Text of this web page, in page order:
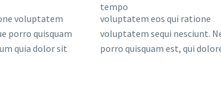
tempo
voluptatem
porro quisquam
quia dolor sit
voluptatem eos qui ratione
voluptatem sequi nesciunt.
porro quisquam est, qui